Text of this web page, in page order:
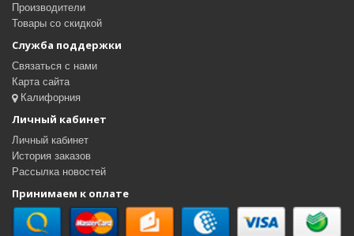
Производители
Товары со скидкой
Служба поддержки
Связаться с нами
Карта сайта
Калифорния
Личный кабинет
Личный кабинет
История заказов
Рассылка новостей
Принимаем к оплате